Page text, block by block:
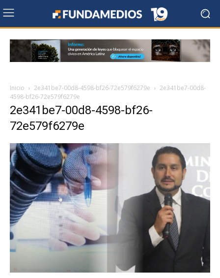
Inicio 2e341be7-00d8-4598-bf26-72e579f6279e
2e341be7-00d8-
4598-bf26-72e579f6279e
2e341be7-00d8-4598-bf26-
72e579f6279e